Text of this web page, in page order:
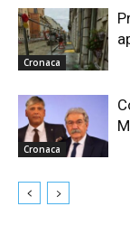
Cronaca
Cronaca